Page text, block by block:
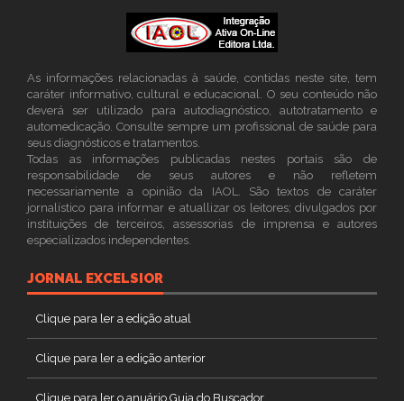
As informações relacionadas à saúde, contidas neste site, tem
caráter informativo, cultural e educacional. O seu conteúdo não
deverá ser utilizado para autodiagnóstico, autotratamento e
automedicação. Consulte sempre um profissional de saúde para
seus diagnósticos e tratamentos.
Todas as informações publicadas nestes portais são de
responsabilidade de seus autores e não refletem
necessariamente a opinião da IAOL. São textos de caráter
jornalístico para informar e atuallizar os leitores; divulgados por
instituições de terceiros, assessorias de imprensa e autores
especializados independentes.
JORNAL EXCELSIOR
Clique para ler a edição atual
Clique para ler a edição anterior
Clique para ler o anuário Guia do Buscador